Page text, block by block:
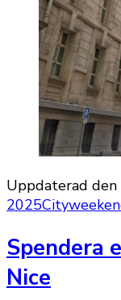
Uppdaterad den
2025
Spendera
Nice